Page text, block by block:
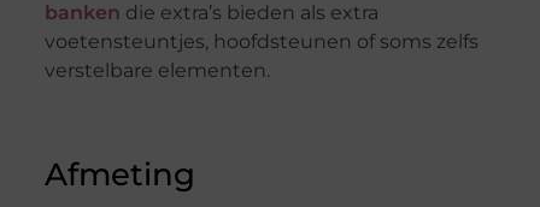
banken die extra’s bieden als extra
voetensteuntjes, hoofdsteunen of soms zelfs
verstelbare elementen.
Afmeting